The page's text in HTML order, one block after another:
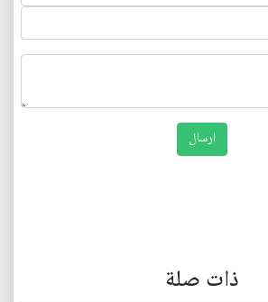
ذات صلة